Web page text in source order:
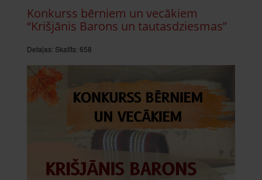
Konkurss bērniem un vecākiem
“Krišjānis Barons un tautasdziesmas”
Detaļas: Skatīts: 658